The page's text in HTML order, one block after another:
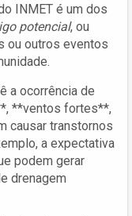
INMET é um dos
potencial, ou
ou outros eventos
a ocorrência de
**ventos fortes**,
causar transtornos
a expectativa
podem gerar
drenagem